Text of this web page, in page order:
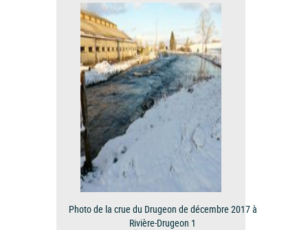
Photo de la crue du Drugeon de décembre 2017 à
Rivière-Drugeon 1